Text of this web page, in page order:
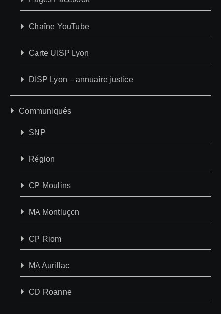
Chaîne YouTube
Carte UISP Lyon
DISP Lyon – annuaire justice
Communiqués
SNP
Région
CP Moulins
MA Montluçon
CP Riom
MA Aurillac
CD Roanne